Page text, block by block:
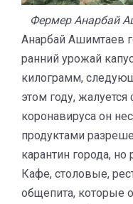
Фермер Анарбай
Анарбай Ашимтаев
ранний урожай
килограмм,
этом году,
коронавируса он
продуктами
карантин города,
Кафе, столовые,
общепита, которые